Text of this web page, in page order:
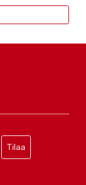
Tilaa